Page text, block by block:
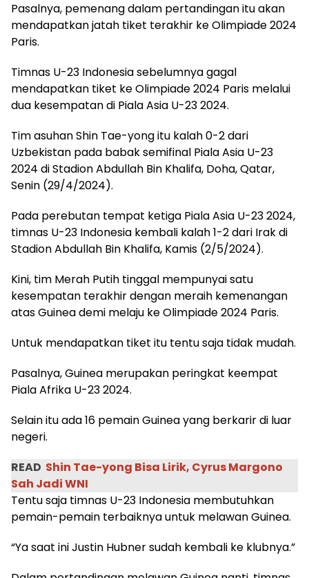
Pasalnya, pemenang dalam pertandingan itu akan
mendapatkan jatah tiket terakhir ke Olimpiade 2024
Paris.
Timnas U-23 Indonesia sebelumnya gagal
mendapatkan tiket ke Olimpiade 2024 Paris melalui
dua kesempatan di Piala Asia U-23 2024.
Tim asuhan Shin Tae-yong itu kalah 0-2 dari
Uzbekistan pada babak semifinal Piala Asia U-23
2024 di Stadion Abdullah Bin Khalifa, Doha, Qatar,
Senin (29/4/2024).
Pada perebutan tempat ketiga Piala Asia U-23 2024,
timnas U-23 Indonesia kembali kalah 1-2 dari Irak di
Stadion Abdullah Bin Khalifa, Kamis (2/5/2024).
Kini, tim Merah Putih tinggal mempunyai satu
kesempatan terakhir dengan meraih kemenangan
atas Guinea demi melaju ke Olimpiade 2024 Paris.
Untuk mendapatkan tiket itu tentu saja tidak mudah.
Pasalnya, Guinea merupakan peringkat keempat
Piala Afrika U-23 2024.
Selain itu ada 16 pemain Guinea yang berkarir di luar
negeri.
READ Shin Tae-yong Bisa Lirik, Cyrus Margono
Sah Jadi WNI
Tentu saja timnas U-23 Indonesia membutuhkan
pemain-pemain terbaiknya untuk melawan Guinea.
“Ya saat ini Justin Hubner sudah kembali ke klubnya.”